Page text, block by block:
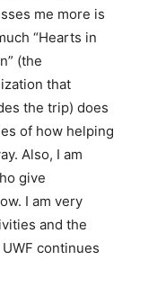
me more is
“Hearts in
(the
that
the trip) does
of how helping
Also, I am
give
I am very
and the
continues